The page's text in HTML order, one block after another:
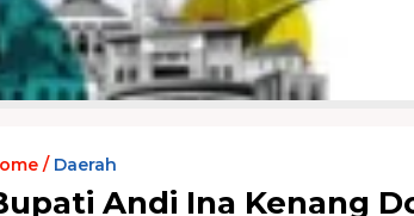
/ Daerah
Andi Ina Kenang